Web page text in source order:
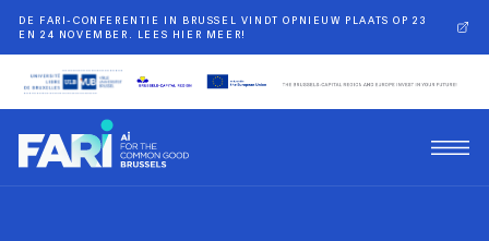
DE FARI-CONFERENTIE IN BRUSSEL VINDT OPNIEUW PLAATS OP 23
EN 24 NOVEMBER. LEES HIER MEER!